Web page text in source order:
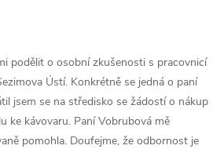
podělit o osobní zkušenosti s pracovnicí
Ústí. Konkrétně se jedná o paní
jsem se na středisko se žádostí o nákup
ke kávovaru. Paní Vobrubová mě
pomohla. Doufejme, že odbornost je